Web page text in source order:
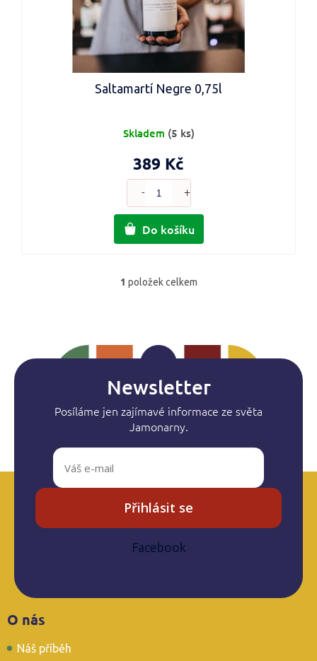
Saltamartí Negre 0,75l
389 Kč
Do košíku
Skladem (5 ks)
O
í
p
r
k
y
p
i
s
u
1 položek celkem
Newsletter
Posíláme jen zajímavé informace ze světa
Jamonarny.
Přihlásit se
Facebook
O nás
Náš příběh